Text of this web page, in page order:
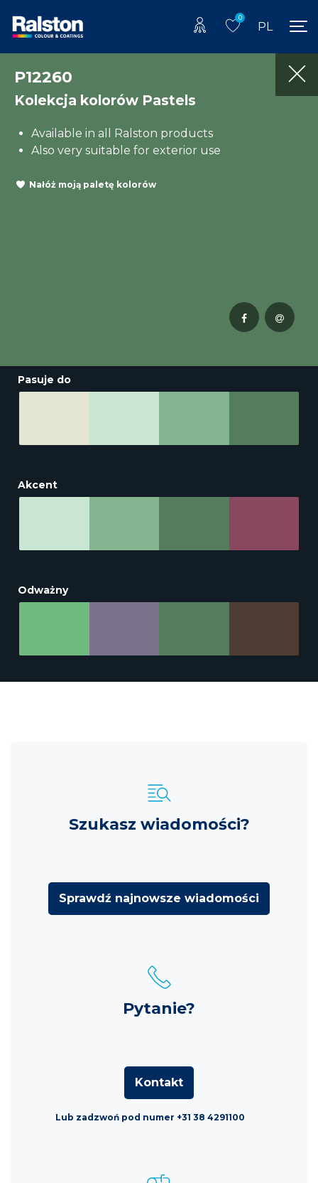
0
PL
P12260
Kolekcja kolorów Pastels
Available in all Ralston products
Also very suitable for exterior use
Nałóż moją paletę kolorów
Pasuje do
Akcent
Odważny
Szukasz wiadomości?
Sprawdź najnowsze wiadomości
Pytanie?
Kontakt
Lub zadzwoń pod numer +31 38 4291100